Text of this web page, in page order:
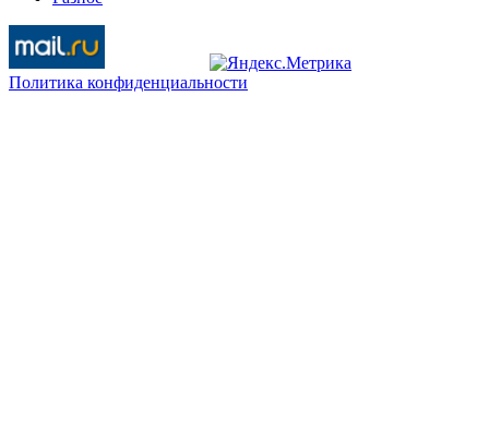
Политика конфиденциальности